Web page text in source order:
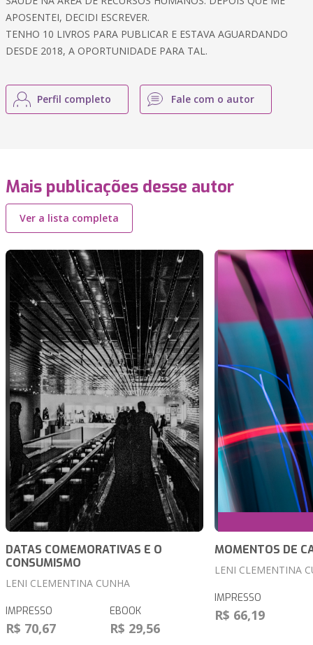
APOSENTEI, DECIDI ESCREVER.
TENHO 10 LIVROS PARA PUBLICAR E ESTAVA AGUARDANDO
DESDE 2018, A OPORTUNIDADE PARA TAL.
Perfil completo Fale com o autor
Mais publicações desse autor
Ver a lista completa
DATAS COMEMORATIVAS E O
CONSUMISMO
LENI CLEMENTINA CUNHA
IMPRESSO
R$ 70,67
EBOOK
R$ 29,56
MOMENTOS DE
LENI CLEMENTINA
IMPRESSO
R$ 66,19